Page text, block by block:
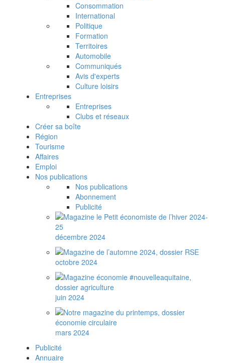
Consommation
International
Politique
Formation
Territoires
Automobile
Communiqués
Avis d'experts
Culture loisirs
Entreprises
Entreprises
Clubs et réseaux
Créer sa boîte
Région
Tourisme
Affaires
Emploi
Nos publications
Nos publications
Abonnement
Publicité
décembre 2024
octobre 2024
juin 2024
mars 2024
Publicité
Annuaire